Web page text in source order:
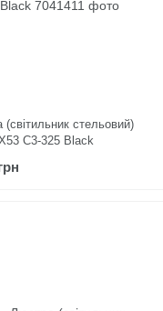
(світильник стельовий)
C3-325 Black